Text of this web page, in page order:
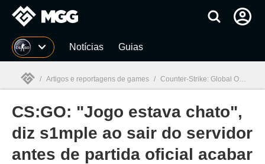
Millenium Notícias Guias
Millenium
/ Artigos e reportagens de games / Counter-Strike: Global Offensive
CS:GO: "Jogo estava chato",
diz s1mple ao sair do servidor
antes de partida oficial acabar